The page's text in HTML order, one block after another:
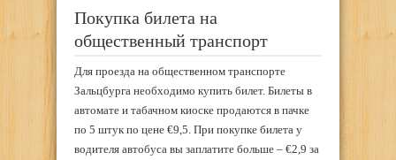
Покупка билета на
общественный транспорт
Для проезда на общественном транспорте
Зальцбурга необходимо купить билет. Билеты в
автомате и табачном киоске продаются в пачке
по 5 штук по цене €9,5. При покупке билета у
водителя автобуса вы заплатите больше – €2,9 за